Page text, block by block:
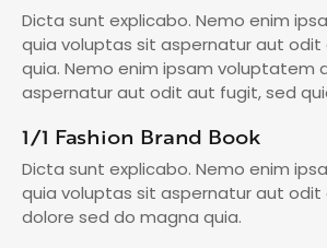
Dicta sunt explicabo. Nemo enim
quia voluptas sit aspernatur aut odit
quia. Nemo enim ipsam voluptatem
aspernatur aut odit aut fugit, sed
1/1 Fashion Brand Book
Dicta sunt explicabo. Nemo enim
quia voluptas sit aspernatur aut odit
dolore sed do magna quia.